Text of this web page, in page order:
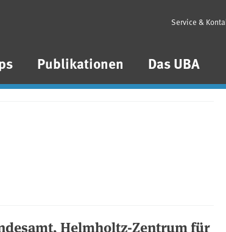
Publikationen Das UBA
Service &
Helmholtz-Zentrum für